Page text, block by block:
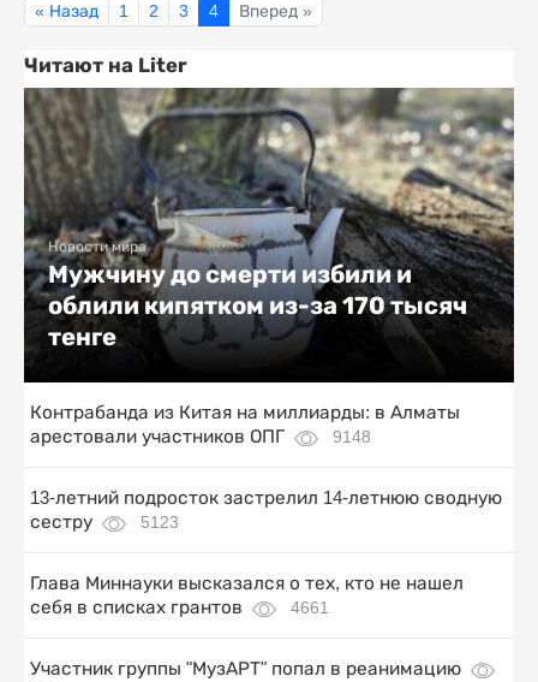
« Назад 1 2 3 4 Вперед »
Читают на Liter
Новости мира
Мужчину до смерти избили и
облили кипятком из-за 170 тысяч
тенге
Контрабанда из Китая на миллиарды: в Алматы
арестовали участников ОПГ
9148
13-летний подросток застрелил 14-летнюю сводную
сестру
5123
Глава Миннауки высказался о тех, кто не нашел
себя в списках грантов
4661
Участник группы "МузАРТ" попал в реанимацию